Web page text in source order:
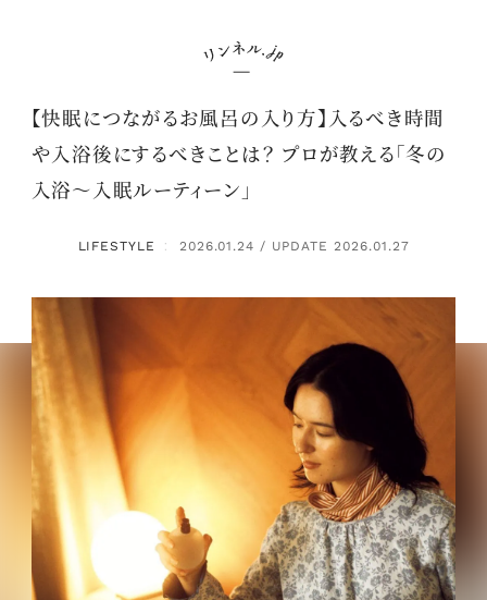
【快眠につながるお風呂の入り方】入るべき時間
や入浴後にするべきことは？ プロが教える「冬の
入浴～入眠ルーティーン」
LIFESTYLE ： 2026.01.24 / UPDATE 2026.01.27